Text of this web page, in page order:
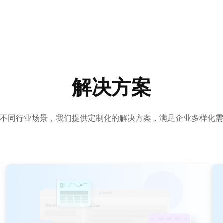
解决方案
同行业场景，我们提供定制化的解决方案，满足企业多样化